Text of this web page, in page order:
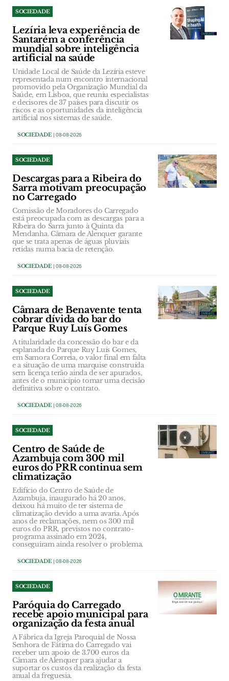
SOCIEDADE
Lezíria leva experiência de
Santarém a conferência
mundial sobre inteligência
artificial na saúde
Unidade Local de Saúde da Lezíria esteve
representada num encontro internacional
promovido pela Organização Mundial da
Saúde, em Lisboa, que reuniu especialistas
e decisores de 37 países para discutir os
riscos e as oportunidades da inteligência
artificial nos sistemas de saúde.
SOCIEDADE| 08-08-2026
SOCIEDADE
Descargas para a Ribeira do
Sarra motivam preocupação
no Carregado
Comissão de Moradores do Carregado
está preocupada com as descargas para a
Ribeira do Sarra junto à Quinta da
Mendanha. Câmara de Alenquer garante
que se trata apenas de águas pluviais
retidas numa bacia de retenção.
SOCIEDADE| 08-08-2026
SOCIEDADE
Câmara de Benavente tenta
cobrar dívida do bar do
Parque Ruy Luís Gomes
A titularidade da concessão do bar e da
esplanada do Parque Ruy Luís Gomes,
em Samora Correia, o valor final em falta
e a situação de uma marquise construída
sem licença terão ainda de ser apurados,
antes de o município tomar uma decisão
definitiva sobre o contrato.
SOCIEDADE| 08-08-2026
SOCIEDADE
Centro de Saúde de
Azambuja com 300 mil
euros do PRR continua sem
climatização
Edifício do Centro de Saúde de
Azambuja, inaugurado há 20 anos,
deixou há muito de ter sistema de
climatização devido a uma avaria. Após
anos de reclamações, nem os 300 mil
euros do PRR, previstos no contrato-
programa assinado em 2024,
conseguiram ainda resolver o problema.
SOCIEDADE| 08-08-2026
SOCIEDADE
Paróquia do Carregado
recebe apoio municipal para
organização da festa anual
A Fábrica da Igreja Paroquial de Nossa
Senhora de Fátima do Carregado vai
receber um apoio de 3.700 euros da
Câmara de Alenquer para ajudar a
suportar os custos da realização da festa
anual da freguesia.